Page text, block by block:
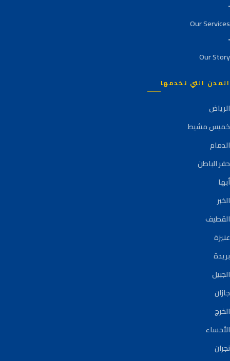
Our Services
Our Story
المدن التي نخدمها
الرياض
خميس مشيط
الدمام
حفر الباطن
أبها
الخبر
القطيف
عنيزة
بريدة
الجبيل
جازان
الخرج
الأحساء
نجران